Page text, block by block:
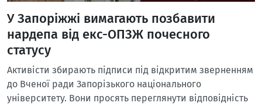
У Запоріжжі вимагають позбавити
нардепа від екс-ОПЗЖ почесного
статусу
Активісти збирають підписи під відкритим зверненням
до Вченої ради Запорізького національного
університету. Вони просять переглянути відповідність